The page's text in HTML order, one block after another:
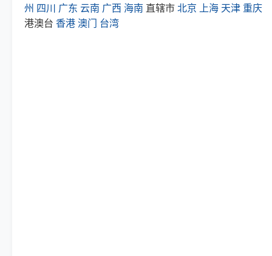
州 四川 广东 云南 广西 海南 直辖市北京 上海 天津 重庆
港澳台 香港澳门 台湾